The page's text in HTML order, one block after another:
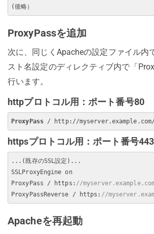
ProxyPassを追加
次に、同じくApacheの設定ファイル内
スト名設定のディレクティブ内で「
行います。
httpプロトコル用：ポート番号80
ProxyPass
httpsプロトコル用：ポート番号443
...(既存のSSL設定)...
SSLProxyEngine on
ProxyPass / https: //
ProxyPassReverse / https: //
Apacheを再起動